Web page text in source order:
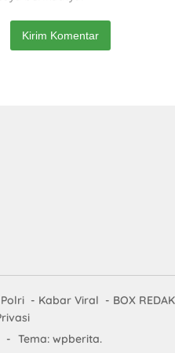
Polri Kabar Viral BOX
- Tema: wpberita.